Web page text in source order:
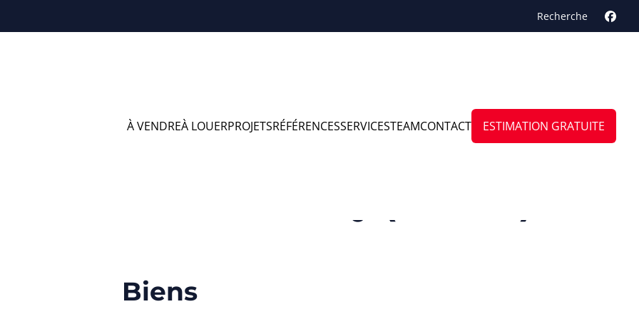
Recherche
À VENDREÀ LOUERPROJETSRÉFÉRENCESSERVICESTEAMCONTACT ESTIMATION GRATUITE
à vendre en Ohey ( Libois )
Biens